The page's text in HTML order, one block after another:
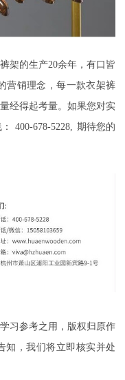
架的生产20余年，有口皆
营销理念，每一款衣架裤
经得起考量。如果您对实
400-678-5228,
期待您的
习参考之用，版权归原作
知，我们将立即核实并处